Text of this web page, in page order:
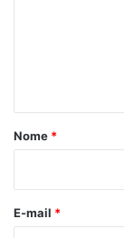
r
*
Nome *
E-mail *